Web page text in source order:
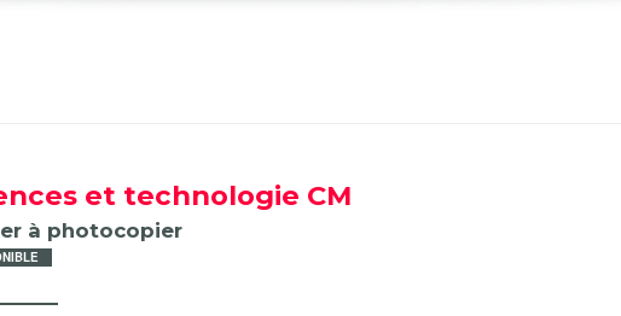
et technologie CM
à photocopier